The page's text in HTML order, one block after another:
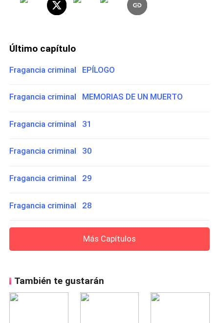
Último capítulo
Fragancia criminal EPÍLOGO
Fragancia criminal MEMORIAS DE UN MUERTO
Fragancia criminal 31
Fragancia criminal 30
Fragancia criminal 29
Fragancia criminal 28
Más Capítulos
También te gustarán